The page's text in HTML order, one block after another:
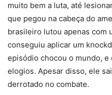
muito bem a luta, até
que pegou na cabeça do
brasileiro lutou apenas com
conseguiu aplicar um
episódio chocou o mundo,
elogios. Apesar disso, ele
derrotado no combate.